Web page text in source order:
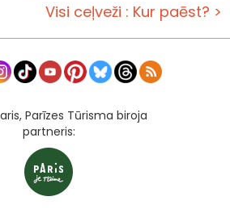
Visi ceļveži : Kur paēst? >
Parīzes Tūrisma biroja
partneris: